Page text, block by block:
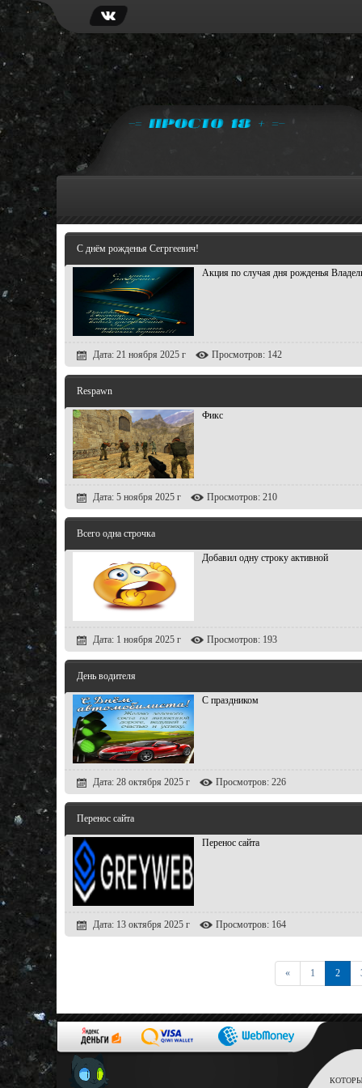
С днём рожденья Сегргеевич!
Акция по случая дня рожденья
Дата: 21 ноября 2025 г Просмотров: 142
Respawn
Фикс
Дата: 5 ноября 2025 г Просмотров: 210
Всего одна строчка
Добавил одну строку активной
Дата: 1 ноября 2025 г Просмотров: 193
День водителя
С праздником
Дата: 28 октября 2025 г Просмотров: 226
Перенос сайта
Перенос сайта
Дата: 13 октября 2025 г Просмотров: 164
«Первая1 2